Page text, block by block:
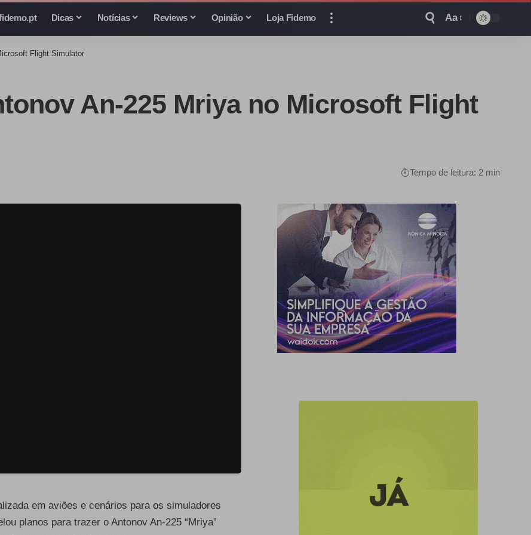
Dicas Notícias Reviews Opinião Loja Fidemo Aa
Flight Simulator
An-225 Mriya no Microsoft Flight
Tempo de leitura: 2 min
em aviões e cenários para os simuladores
planos para trazer o Antonov An-225 “Mriya”